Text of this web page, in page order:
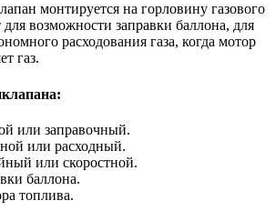
монтируется на горловину газового
возможности заправки баллона, для
расходования газа, когда мотор
газ.
или заправочный.
или расходный.
или скоростной.
баллона.
топлива.